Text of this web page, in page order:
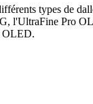
types de
l'UltraFine Pro
OLED.